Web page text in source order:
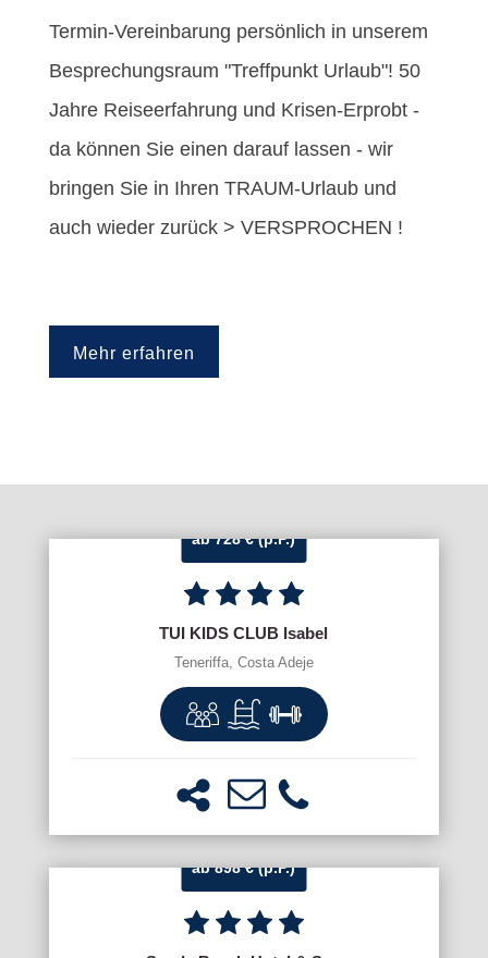
Termin-Vereinbarung persönlich in unserem
Besprechungsraum "Treffpunkt Urlaub"! 50
Jahre Reiseerfahrung und Krisen-Erprobt -
da können Sie einen darauf lassen - wir
bringen Sie in Ihren TRAUM-Urlaub und
auch wieder zurück > VERSPROCHEN !
Mehr erfahren
ab 728 € (p.P.)
TUI KIDS CLUB Isabel
Teneriffa, Costa Adeje
ab 898 € (p.P.)